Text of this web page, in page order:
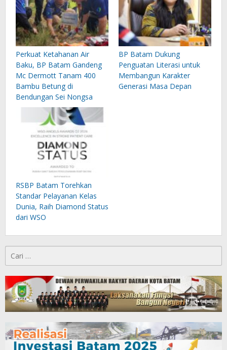
Perkuat Ketahanan Air
Baku, BP Batam Gandeng
Mc Dermott Tanam 400
Bambu Betung di
Bendungan Sei Nongsa
BP Batam Dukung
Penguatan Literasi untuk
Membangun Karakter
Generasi Masa Depan
RSBP Batam Torehkan
Standar Pelayanan Kelas
Dunia, Raih Diamond Status
dari WSO
untuk: